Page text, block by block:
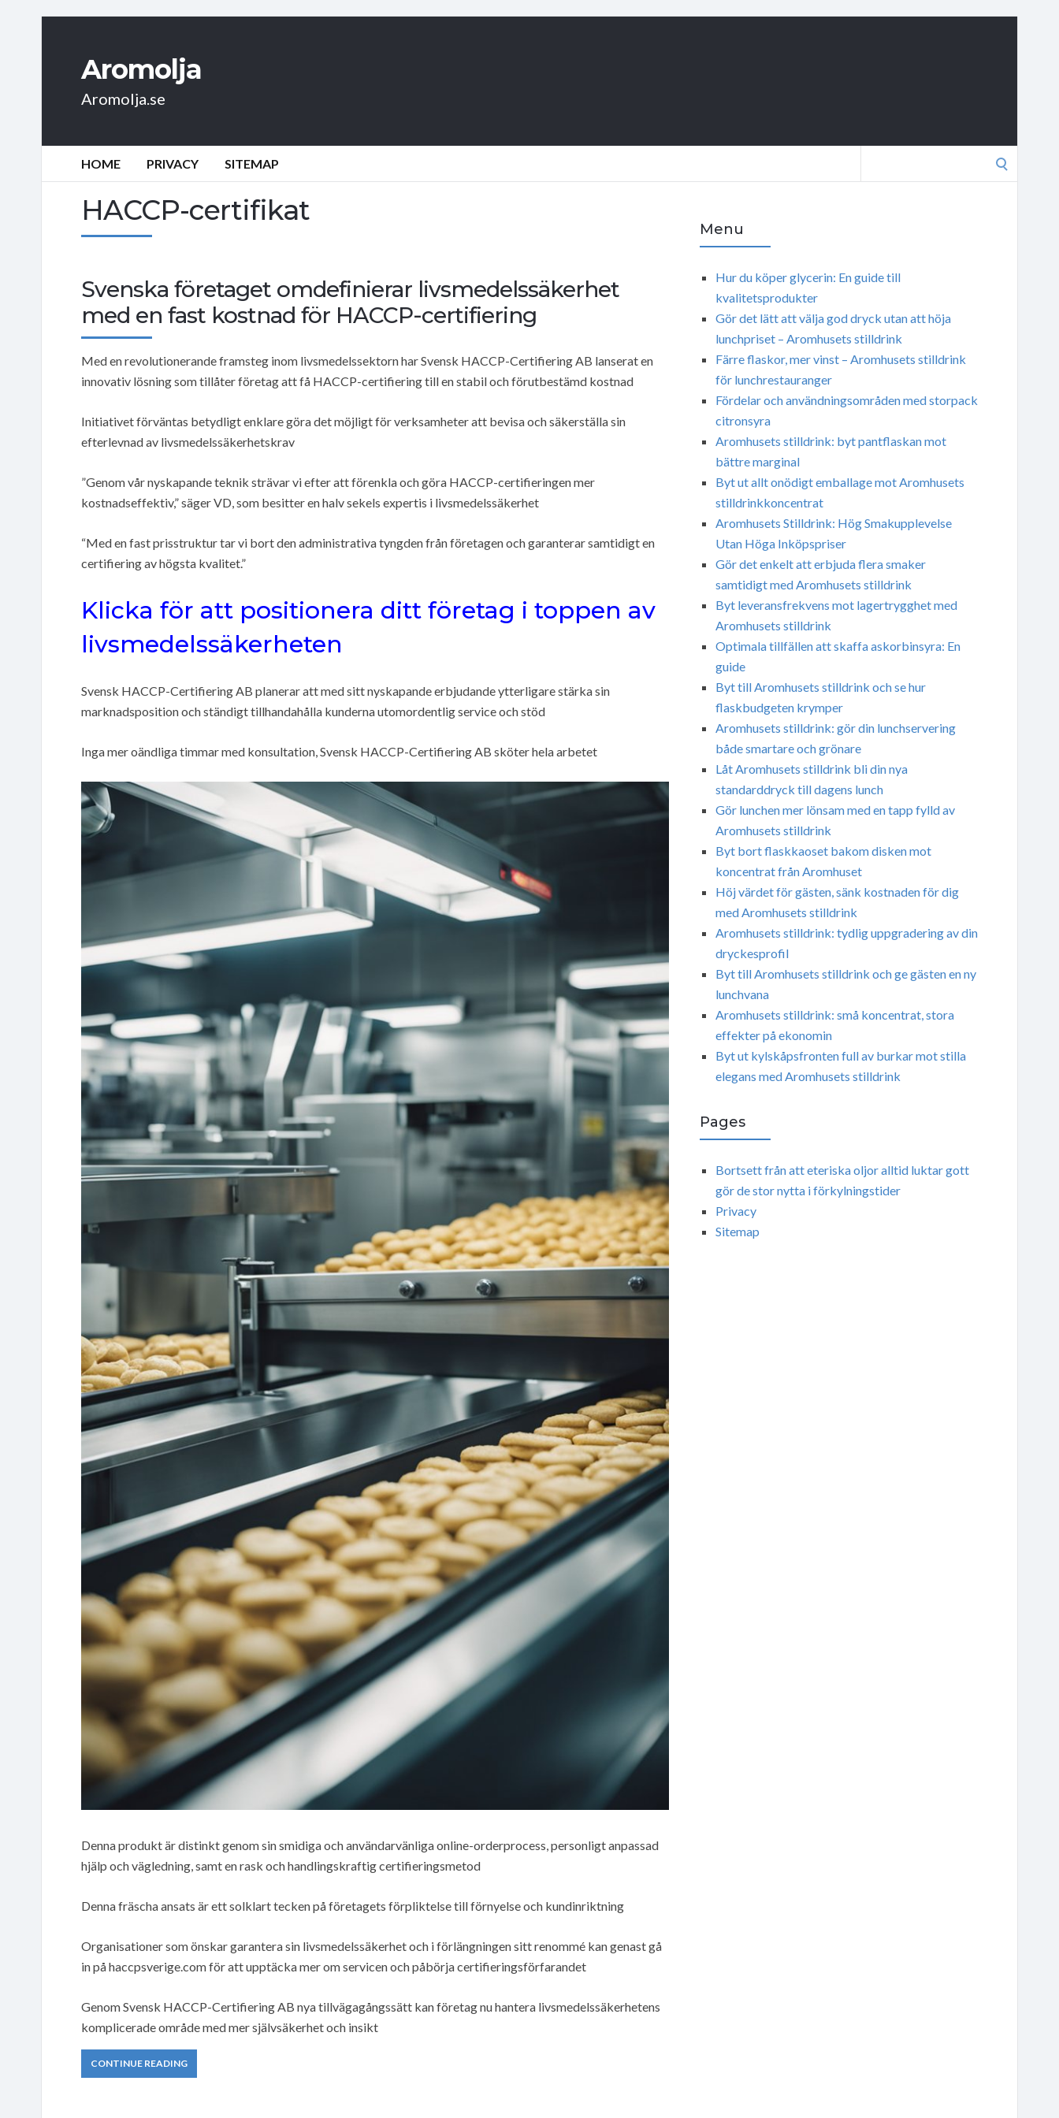
Aromolja
Aromolja.se
HOME PRIVACY SITEMAP
HACCP-certifikat
Svenska företaget omdefinierar livsmedelssäkerhet
med en fast kostnad för HACCP-certifiering
Med en revolutionerande framsteg inom livsmedelssektorn har Svensk HACCP-Certifiering AB lanserat en
innovativ lösning som tillåter företag att få HACCP-certifiering till en stabil och förutbestämd kostnad
Initiativet förväntas betydligt enklare göra det möjligt för verksamheter att bevisa och säkerställa sin
efterlevnad av livsmedelssäkerhetskrav
”Genom vår nyskapande teknik strävar vi efter att förenkla och göra HACCP-certifieringen mer
kostnadseffektiv,” säger VD, som besitter en halv sekels expertis i livsmedelssäkerhet
“Med en fast prisstruktur tar vi bort den administrativa tyngden från företagen och garanterar samtidigt en
certifiering av högsta kvalitet.”
Klicka för att positionera ditt företag i toppen av
livsmedelssäkerheten
Svensk HACCP-Certifiering AB planerar att med sitt nyskapande erbjudande ytterligare stärka sin
marknadsposition och ständigt tillhandahålla kunderna utomordentlig service och stöd
Inga mer oändliga timmar med konsultation, Svensk HACCP-Certifiering AB sköter hela arbetet
Denna produkt är distinkt genom sin smidiga och användarvänliga online-orderprocess, personligt anpassad
hjälp och vägledning, samt en rask och handlingskraftig certifieringsmetod
Denna fräscha ansats är ett solklart tecken på företagets förpliktelse till förnyelse och kundinriktning
Organisationer som önskar garantera sin livsmedelssäkerhet och i förlängningen sitt renommé kan genast gå
in på haccpsverige.com för att upptäcka mer om servicen och påbörja certifieringsförfarandet
Genom Svensk HACCP-Certifiering AB nya tillvägagångssätt kan företag nu hantera livsmedelssäkerhetens
komplicerade område med mer självsäkerhet och insikt
CONTINUE READING
Menu
Hur du köper glycerin: En guide till
kvalitetsprodukter
Gör det lätt att välja god dryck utan att höja
lunchpriset – Aromhusets stilldrink
Färre flaskor, mer vinst – Aromhusets stilldrink
för lunchrestauranger
Fördelar och användningsområden med storpack
citronsyra
Aromhusets stilldrink: byt pantflaskan mot
bättre marginal
Byt ut allt onödigt emballage mot Aromhusets
stilldrinkkoncentrat
Aromhusets Stilldrink: Hög Smakupplevelse
Utan Höga Inköpspriser
Gör det enkelt att erbjuda flera smaker
samtidigt med Aromhusets stilldrink
Byt leveransfrekvens mot lagertrygghet med
Aromhusets stilldrink
Optimala tillfällen att skaffa askorbinsyra: En
guide
Byt till Aromhusets stilldrink och se hur
flaskbudgeten krymper
Aromhusets stilldrink: gör din lunchservering
både smartare och grönare
Låt Aromhusets stilldrink bli din nya
standarddryck till dagens lunch
Gör lunchen mer lönsam med en tapp fylld av
Aromhusets stilldrink
Byt bort flaskkaoset bakom disken mot
koncentrat från Aromhuset
Höj värdet för gästen, sänk kostnaden för dig
med Aromhusets stilldrink
Aromhusets stilldrink: tydlig uppgradering av din
dryckesprofil
Byt till Aromhusets stilldrink och ge gästen en ny
lunchvana
Aromhusets stilldrink: små koncentrat, stora
effekter på ekonomin
Byt ut kylskåpsfronten full av burkar mot stilla
elegans med Aromhusets stilldrink
Pages
Bortsett från att eteriska oljor alltid luktar gott
gör de stor nytta i förkylningstider
Privacy
Sitemap